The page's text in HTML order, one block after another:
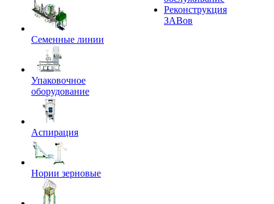
Семенные линии
Упаковочное
оборудование
Аспирация
Нории зерновые
Реконструкция
ЗАВов